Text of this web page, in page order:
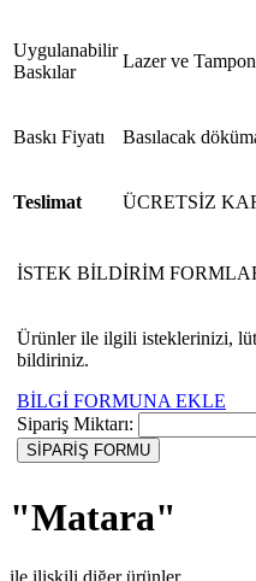
Uygulanabilir
Baskılar
Lazer ve
Baskı Fiyatı Basılacak
Teslimat ÜCRETSİZ
İSTEK BİLDİRİM
Ürünler ile ilgili isteklerinizi,
bildiriniz.
BİLGİ FORMUNA EKLE
Sipariş Miktarı:
"Matara"
ile ilişkili diğer ürünler